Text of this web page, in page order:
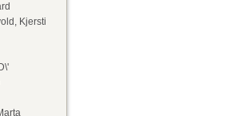
Kjersti